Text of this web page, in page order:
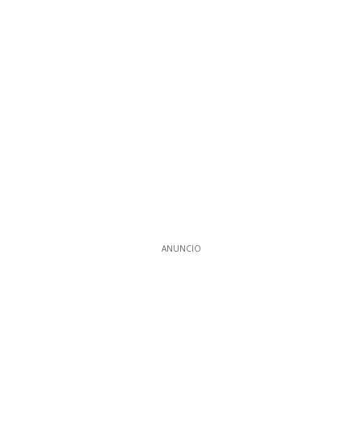
ANUNCIO